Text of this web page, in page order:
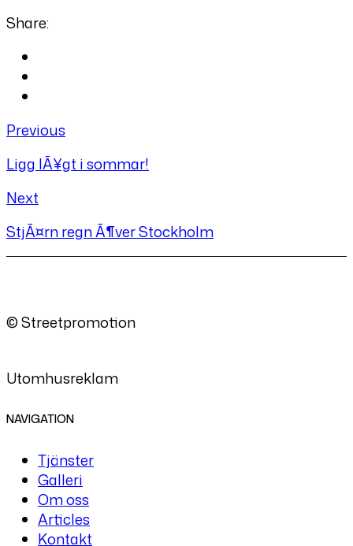
Share:
Previous
Ligg lÃ¥gt i sommar!
Next
StjÃ¤rn regn Ã¶ver Stockholm
© Streetpromotion
Utomhusreklam
NAVIGATION
Tjänster
Galleri
Om oss
Articles
Kontakt